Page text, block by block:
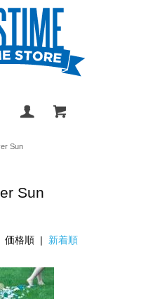
Sun
Sun
価格順 | 新着順